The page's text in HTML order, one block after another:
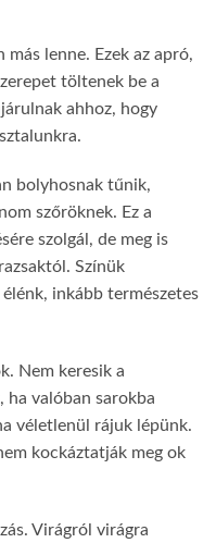
más lenne. Ezek az apró,
töltenek be a
ahhoz, hogy
bolyhosnak tűnik,
szőröknek. Ez a
szolgál, de meg is
Színük
inkább természetes
Nem keresik a
ha valóban sarokba
véletlenül rájuk lépünk.
kockáztatják meg ok
Virágról virágra